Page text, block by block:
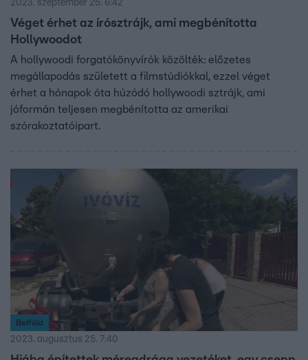
2023. szeptember 25. 6:42
Véget érhet az írósztrájk, ami megbénította
Hollywoodot
A hollywoodi forgatókönyvírók közölték: előzetes
megállapodás született a filmstúdiókkal, ezzel véget
érhet a hónapok óta húzódó hollywoodi sztrájk, ami
jóformán teljesen megbénította az amerikai
szórakoztatóipart.
Belföld
2023. augusztus 25. 7:40